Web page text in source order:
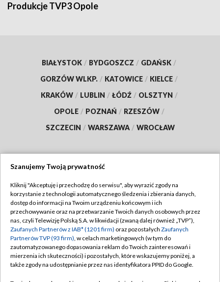
Produkcje TVP3 Opole
BIAŁYSTOK / BYDGOSZCZ / GDAŃSK /
GORZÓW WLKP. / KATOWICE / KIELCE /
KRAKÓW / LUBLIN / ŁÓDŹ / OLSZTYN /
OPOLE / POZNAŃ / RZESZÓW /
SZCZECIN / WARSZAWA / WROCŁAW
TVP
Abonament TVP
Emisja w TVP
Centrum informacji TVP
Naziemna Telewizja Cyfrowa
Regulamin TVP
Polityka prywatności
Moje zgody
Pomoc
Szanujemy Twoją prywatność
Kliknij "Akceptuję i przechodzę do serwisu", aby wyrazić zgody na
korzystanie z technologii automatycznego śledzenia i zbierania danych,
dostęp do informacji na Twoim urządzeniu końcowym i ich
przechowywanie oraz na przetwarzanie Twoich danych osobowych przez
nas, czyli Telewizję Polską S.A. w likwidacji (zwaną dalej również „TVP”),
Zaufanych Partnerów z IAB* (1201 firm) oraz pozostałych Zaufanych
Partnerów TVP (93 firm), w celach marketingowych (w tym do
zautomatyzowanego dopasowania reklam do Twoich zainteresowań i
mierzenia ich skuteczności) i pozostałych, które wskazujemy poniżej, a
także zgody na udostępnianie przez nas identyfikatora PPID do Google.